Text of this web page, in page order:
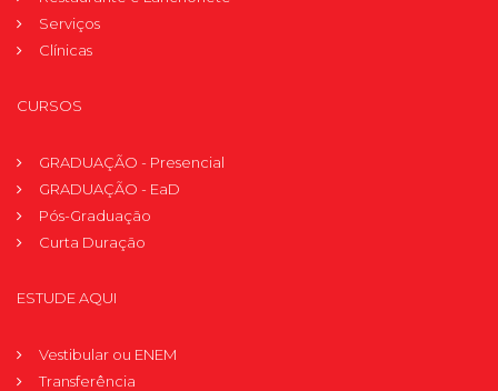
Serviços
Clínicas
CURSOS
GRADUAÇÃO - Presencial
GRADUAÇÃO - EaD
Pós-Graduação
Curta Duração
ESTUDE AQUI
Vestibular ou ENEM
Transferência